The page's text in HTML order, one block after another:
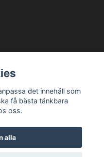
Prenumerera
det innehåll som
få bästa tänkbara
oss.
alla